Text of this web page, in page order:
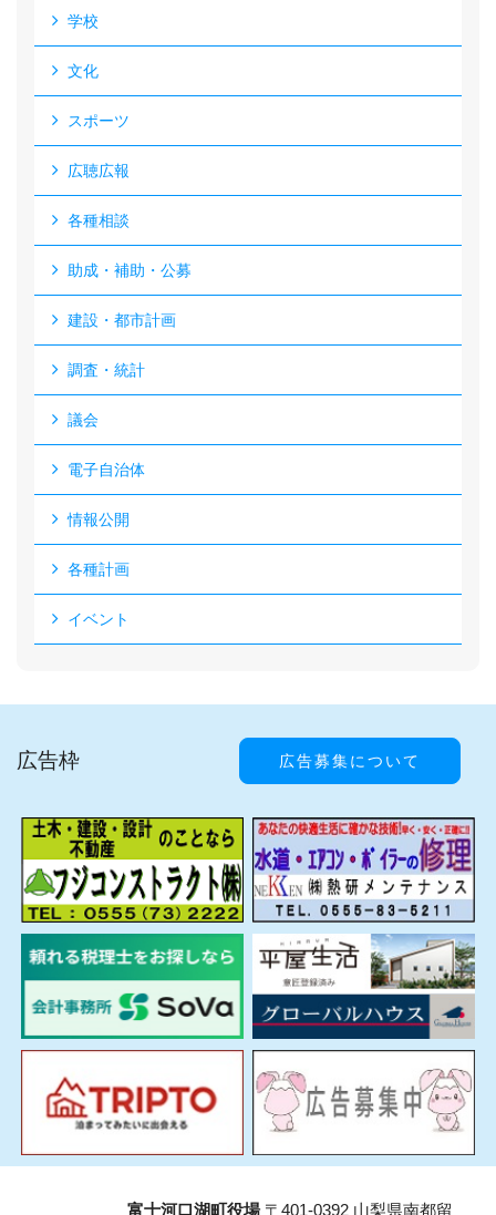
学校
文化
スポーツ
広聴広報
各種相談
助成・補助・公募
建設・都市計画
調査・統計
議会
電子自治体
情報公開
各種計画
イベント
広告枠 広告募集について
富士河口湖町役場〒401-0392 山梨県南都留